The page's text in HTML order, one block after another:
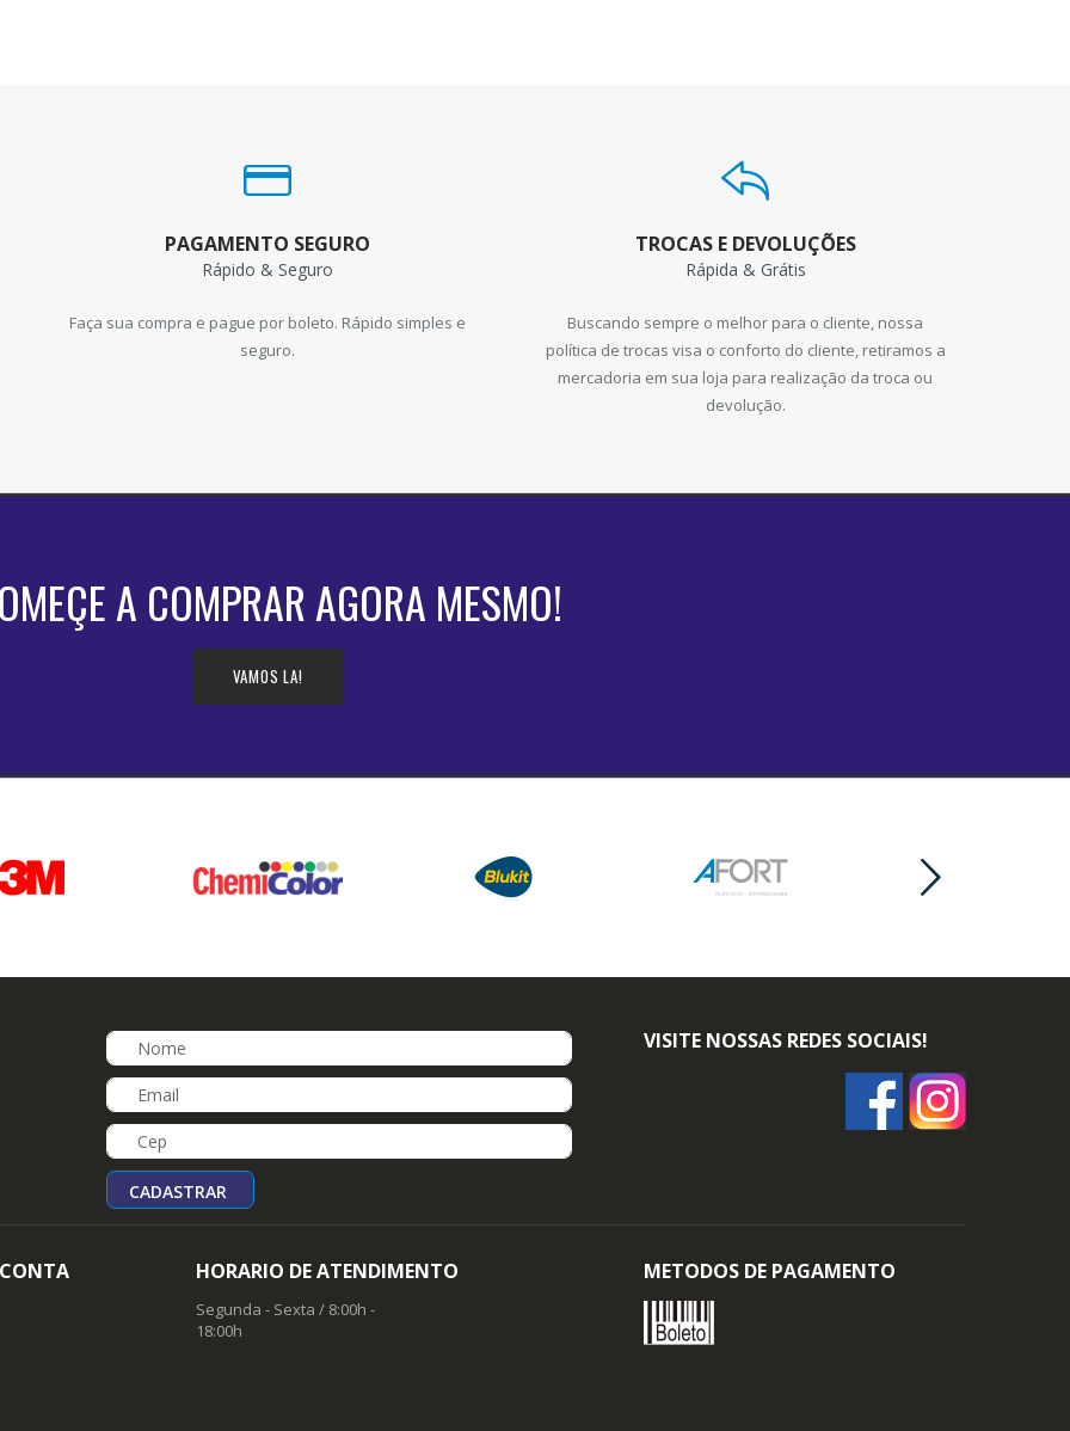
PAGAMENTO SEGURO
Rápido & Seguro
Faça sua compra e pague por boleto. Rápido simples e
seguro.
TROCAS E DEVOLUÇÕES
Rápida & Grátis
Buscando sempre o melhor para o cliente, nossa
política de trocas visa o conforto do cliente, retiramos a
mercadoria em sua loja para realização da troca ou
devolução.
A COMPRAR AGORA MESMO!
VAMOS LA!
CADASTRAR
VISITE NOSSAS REDES SOCIAIS!
HORARIO DE ATENDIMENTO
Segunda - Sexta / 8:00h -
18:00h
METODOS DE PAGAMENTO